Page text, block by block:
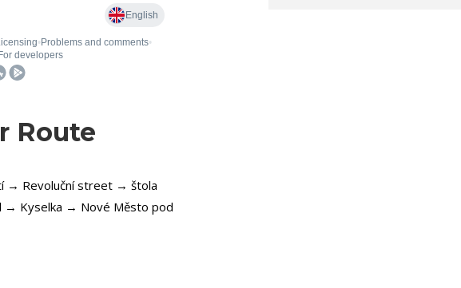
Route
→ Revoluční street → štola
→ Kyselka → Nové Město pod